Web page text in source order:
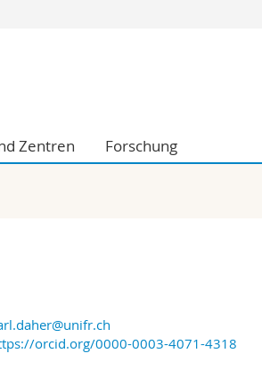
Forschende
Mitarbeitende
Zentren Forschung
orcid.org/0000-0003-4071-4318